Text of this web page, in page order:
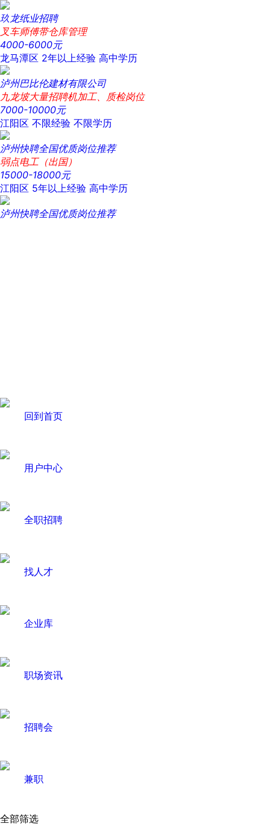
玖龙纸业招聘
叉车师傅带仓库管理
4000-6000元
龙马潭区 2年以上经验 高中学历
泸州巴比伦建材有限公司
九龙坡大量招聘机加工、质检岗位
7000-10000元
江阳区 不限经验 不限学历
泸州快聘全国优质岗位推荐
弱点电工（出国）
15000-18000元
江阳区 5年以上经验 高中学历
泸州快聘全国优质岗位推荐
回到首页
用户中心
全职招聘
找人才
企业库
职场资讯
招聘会
兼职
全部筛选